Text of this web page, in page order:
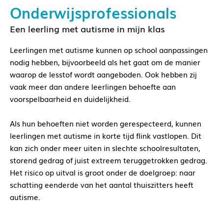
Onderwijsprofessionals
Een leerling met autisme in mijn klas
Leerlingen met autisme kunnen op school aanpassingen
nodig hebben, bijvoorbeeld als het gaat om de manier
waarop de lesstof wordt aangeboden. Ook hebben zij
vaak meer dan andere leerlingen behoefte aan
voorspelbaarheid en duidelijkheid.
Als hun behoeften niet worden gerespecteerd, kunnen
leerlingen met autisme in korte tijd flink vastlopen. Dit
kan zich onder meer uiten in slechte schoolresultaten,
storend gedrag of juist extreem teruggetrokken gedrag.
Het risico op uitval is groot onder de doelgroep: naar
schatting eenderde van het aantal thuiszitters heeft
autisme.